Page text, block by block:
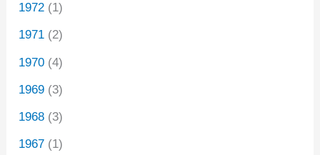
1972 (1)
1971 (2)
1970 (4)
1969 (3)
1968 (3)
1967 (1)